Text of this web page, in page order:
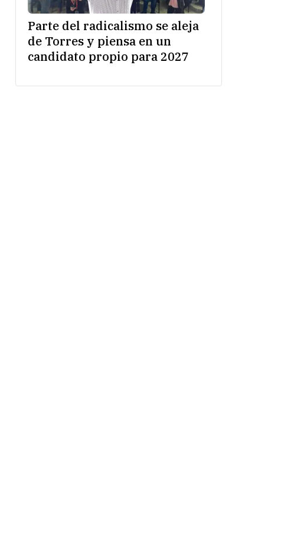
Parte del radicalismo se aleja
de Torres y piensa en un
candidato propio para 2027